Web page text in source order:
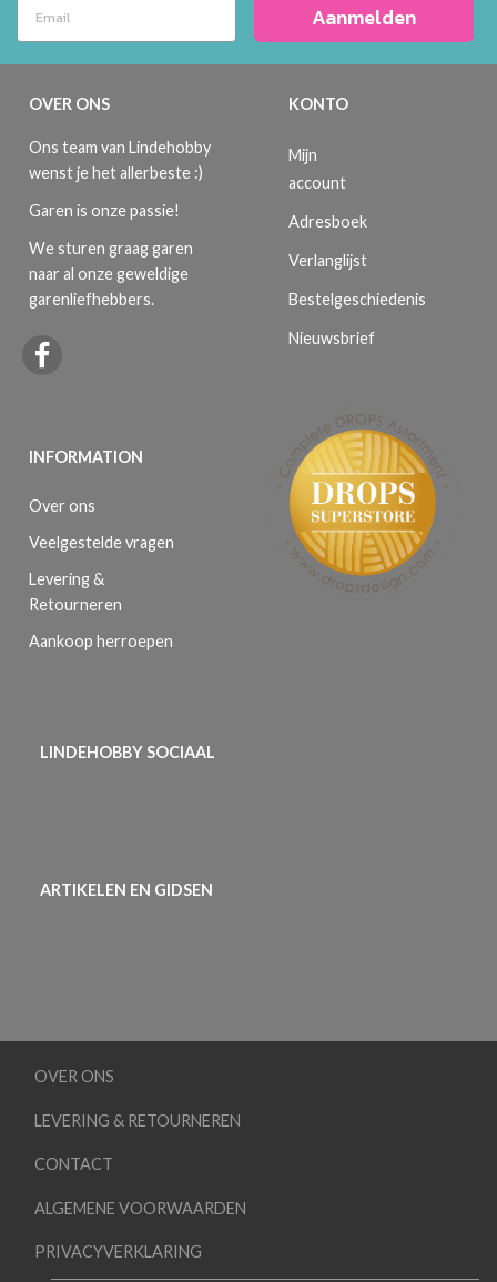
Aanmelden
OVER ONS
Ons team van Lindehobby
wenst je het allerbeste :)
Garen is onze passie!
We sturen graag garen
naar al onze geweldige
garenliefhebbers.
INFORMATION
Over ons
Veelgestelde vragen
Levering &
Retourneren
Aankoop herroepen
KONTO
Mijn
account
Adresboek
Verlanglijst
Bestelgeschiedenis
Nieuwsbrief
LINDEHOBBY SOCIAAL
ARTIKELEN EN GIDSEN
OVER ONS
LEVERING & RETOURNEREN
CONTACT
ALGEMENE VOORWAARDEN
PRIVACYVERKLARING